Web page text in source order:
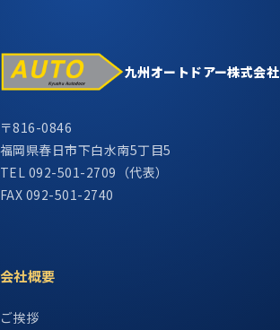
九州オートドアー株式会社
〒816-0846
福岡県春日市下白水南5丁目5
TEL 092-501-2709（代表）
FAX 092-501-2740
会社概要
ご挨拶